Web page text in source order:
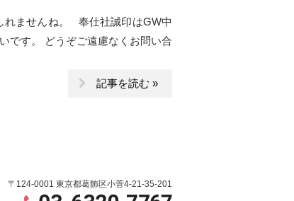
れませんね。 奉仕社誠印はGW中
です。 どうぞご遠慮なくお問い合
記事を読む »
〒124-0001 東京都葛飾区小菅4-21-35-201